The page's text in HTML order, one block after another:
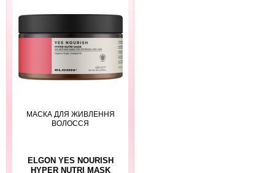
МАСКА ДЛЯ ЖИВЛЕННЯ
ВОЛОССЯ
ELGON YES NOURISH
HYPER NUTRI MASK